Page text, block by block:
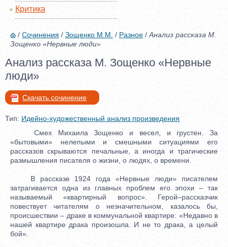
Критика
/ Сочинения / Зощенко М.М. / Разное / Анализ рассказа М.
Зощенко «Нервные люди»
Анализ рассказа М. Зощенко «Нервные
люди»
Скачать сочинение
Тип: Идейно-художественный анализ произведения
Смех Михаила Зощенко и весел, и грустен. За
«бытовыми» нелепыми и смешными ситуациями его
рассказов скрываются печальные, а иногда и трагические
размышления писателя о жизни, о людях, о времени.
В рассказе 1924 года «Нервные люди» писателем
затрагивается одна из главных проблем его эпохи – так
называемый «квартирный вопрос». Герой–рассказчик
повествует читателям о незначительном, казалось бы,
происшествии – драке в коммунальной квартире: «Недавно в
нашей квартире драка произошла. И не то драка, а целый
бой».